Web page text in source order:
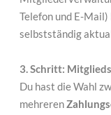
Telefon und E-
selbstständig
3. Schritt:
Du hast die Wahl
mehreren